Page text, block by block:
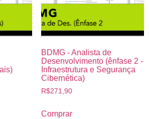
BDMG - Analista de
Desenvolvimento (ênfase 2 -
Infraestrutura e Segurança
Cibernética)
R$271,90
Comprar